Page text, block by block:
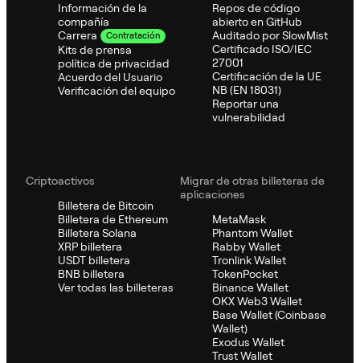
Información de la
compañía
Carrera
Contratación
Kits de prensa
política de privacidad
Acuerdo del Usuario
Verificación del equipo
Repos de código
abierto en GitHub
Auditado por SlowMist
Certificado ISO/IEC
27001
Certificación de la UE
NB (EN 18031)
Reportar una
vulnerabilidad
Criptoactivos
Billetera de Bitcoin
Billetera de Ethereum
Billetera Solana
XRP billetera
USDT billetera
BNB billetera
Ver todas las billeteras
Migrar de otras billeteras de
aplicaciones
MetaMask
Phantom Wallet
Rabby Wallet
Tronlink Wallet
TokenPocket
Binance Wallet
OKX Web3 Wallet
Base Wallet (Coinbase
Wallet)
Exodus Wallet
Trust Wallet